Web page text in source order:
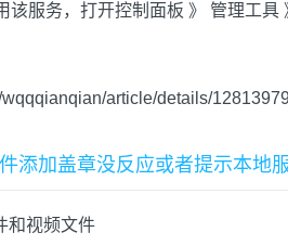
该服务，打开控制面板 》 管理工
article/details/
添加盖章没反应或者提示本
和视频文件